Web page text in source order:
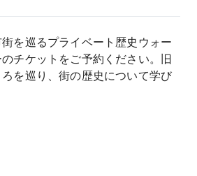
を巡るプライベート歴史ウォー
チケットをご予約ください。旧
を巡り、街の歴史について学び